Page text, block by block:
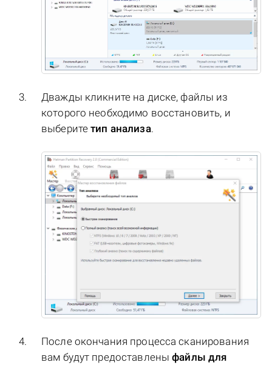
Дважды кликните на диске, файлы из
которого необходимо восстановить, и
выберитетип анализа.
После окончания процесса сканирования
вам будут предоставленыфайлы для